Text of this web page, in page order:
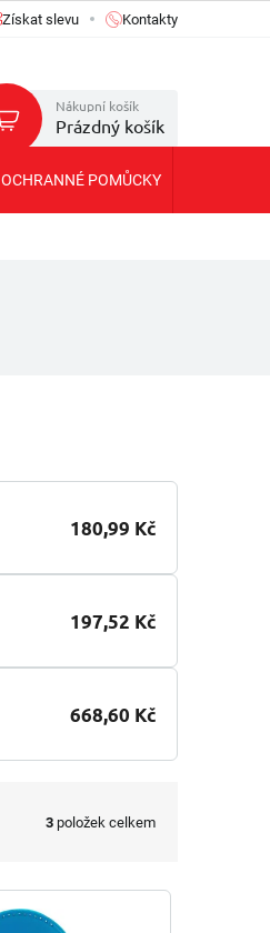
Získat slevu Kontakty
Nákupní košík
Prázdný košík
OCHRANNÉ POMŮCKY
180,99 Kč
197,52 Kč
668,60 Kč
3 položek celkem